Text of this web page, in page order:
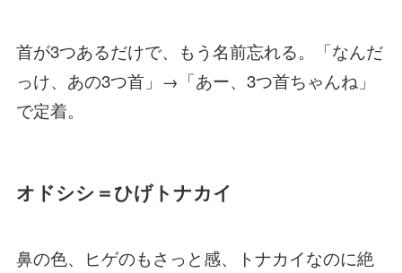
首が3つあるだけで、もう名前忘れる。「なんだ
っけ、あの3つ首」→「あー、3つ首ちゃんね」
で定着。
オドシシ＝ひげトナカイ
鼻の色、ヒゲのもさっと感、トナカイなのに絶